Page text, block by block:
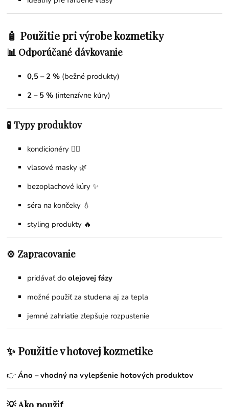
🧴 Použitie pri výrobe kozmetiky
📊 Odporúčané dávkovanie
0,5 – 2 % (bežné produkty)
2 – 5 % (intenzívne kúry)
🧪 Typy produktov
kondicionéry 💇‍♀️
vlasové masky 🌿
bezoplachové kúry ✨
séra na končeky 💧
styling produkty 🔥
⚙️ Zapracovanie
pridávať doolejovej fázy
možné použiť za studena aj za tepla
jemné zahriatie zlepšuje rozpustenie
✨ Použitie v hotovej kozmetike
👉Áno – vhodný na vylepšenie hotových produktov